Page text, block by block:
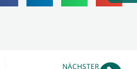
NÄCHSTER